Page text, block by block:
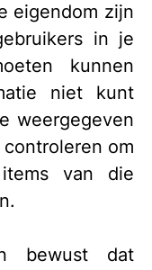
eigendom zijn
in je
kunnen
niet kunt
weergegeven
om
van die
bewust dat